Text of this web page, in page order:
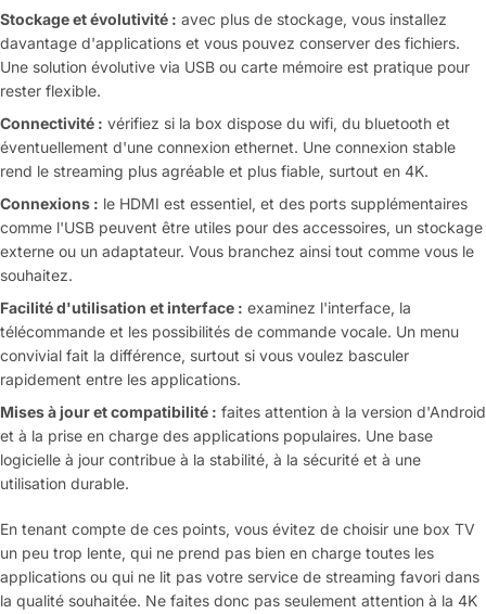
Stockage et évolutivité : avec plus de stockage, vous installez
davantage d'applications et vous pouvez conserver des fichiers.
Une solution évolutive via USB ou carte mémoire est pratique pour
rester flexible.
Connectivité : vérifiez si la box dispose du wifi, du bluetooth et
éventuellement d'une connexion ethernet. Une connexion stable
rend le streaming plus agréable et plus fiable, surtout en 4K.
Connexions : le HDMI est essentiel, et des ports supplémentaires
comme l'USB peuvent être utiles pour des accessoires, un stockage
externe ou un adaptateur. Vous branchez ainsi tout comme vous le
souhaitez.
Facilité d'utilisation et interface : examinez l'interface, la
télécommande et les possibilités de commande vocale. Un menu
convivial fait la différence, surtout si vous voulez basculer
rapidement entre les applications.
Mises à jour et compatibilité : faites attention à la version d'Android
et à la prise en charge des applications populaires. Une base
logicielle à jour contribue à la stabilité, à la sécurité et à une
utilisation durable.
En tenant compte de ces points, vous évitez de choisir une box TV
un peu trop lente, qui ne prend pas bien en charge toutes les
applications ou qui ne lit pas votre service de streaming favori dans
la qualité souhaitée. Ne faites donc pas seulement attention à la 4K